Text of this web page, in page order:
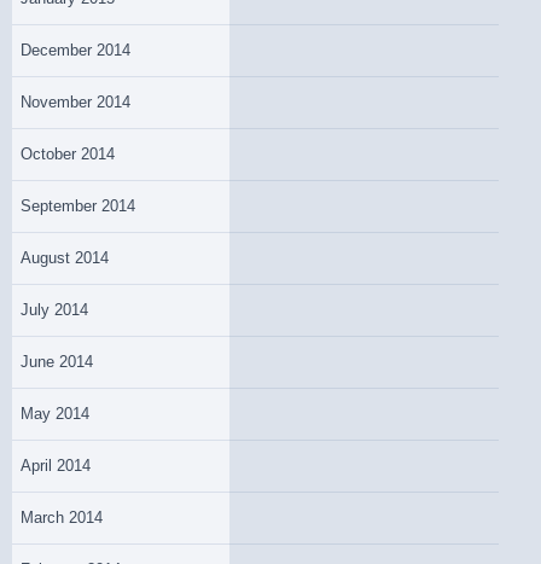
December 2014
November 2014
October 2014
September 2014
August 2014
July 2014
June 2014
May 2014
April 2014
March 2014